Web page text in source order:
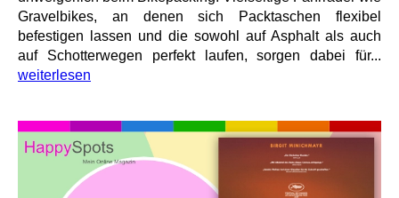
Gravelbikes, an denen sich Packtaschen flexibel
befestigen lassen und die sowohl auf Asphalt als auch
auf Schotterwegen perfekt laufen, sorgen dabei für...
weiterlesen